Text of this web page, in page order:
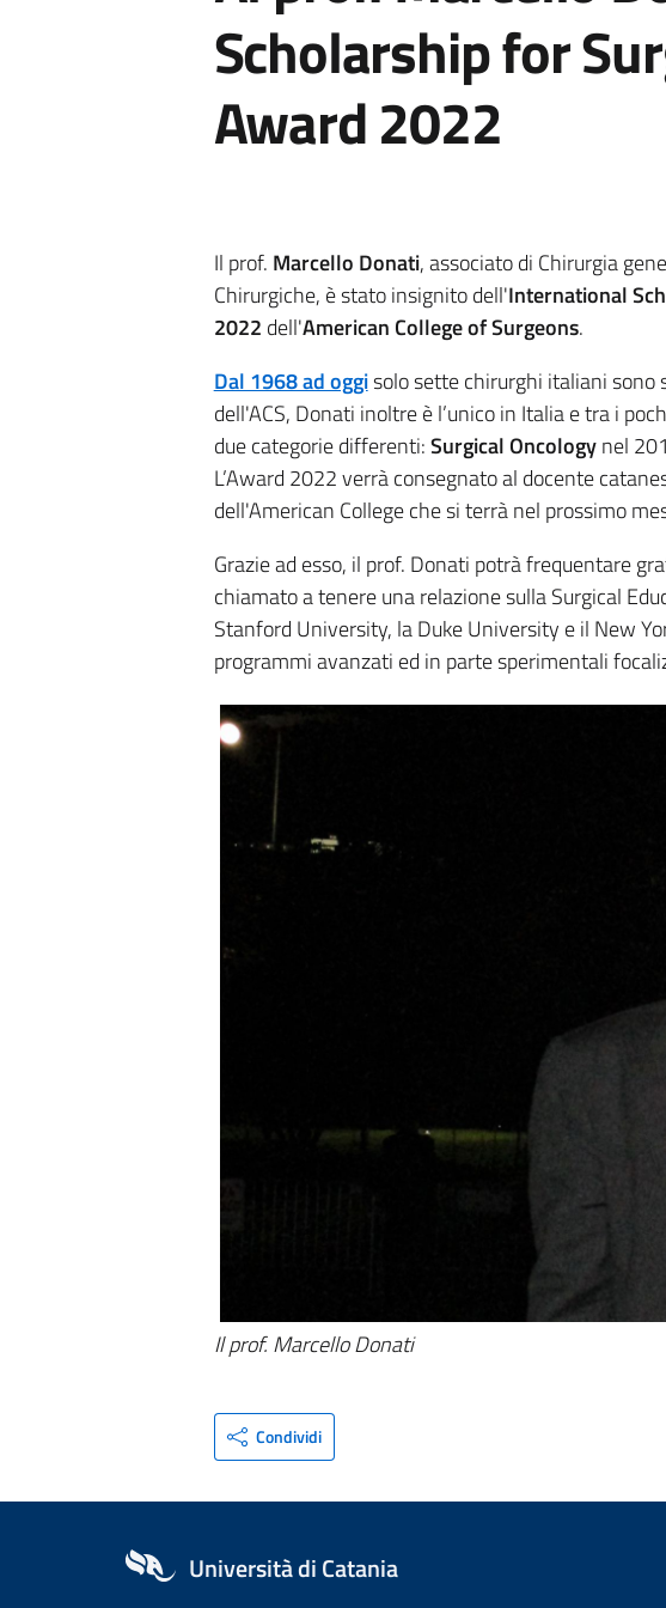
Scholarship for
Award 2022
Il prof. Marcello Donati, associato di Chirurgia
Chirurgiche, è stato insignito dell'International
2022 dell'American College of Surgeons.
Dal 1968 ad oggisolo sette chirurghi italiani sono
dell'ACS, Donati inoltre è l’unico in Italia e tra i
due categorie differenti:Surgical Oncologynel
L’Award 2022 verrà consegnato al docente
dell'American College che si terrà nel prossimo
Grazie ad esso, il prof. Donati potrà frequentare
chiamato a tenere una relazione sulla Surgical
Stanford University, la Duke University e il New
programmi avanzati ed in parte sperimentali
Il prof. Marcello Donati
Condividi
Università di Catania